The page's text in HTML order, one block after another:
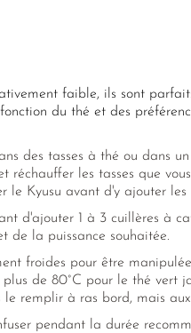
faible, ils sont
du thé et des
des tasses à thé ou dans
les tasses que
le Kyusu avant d'y ajouter les
d'ajouter 1 à 3 cuillères à
de la puissance souhaitée.
froides pour être
de 80°C pour le thé vert
remplir à ras bord, mais
pendant la durée